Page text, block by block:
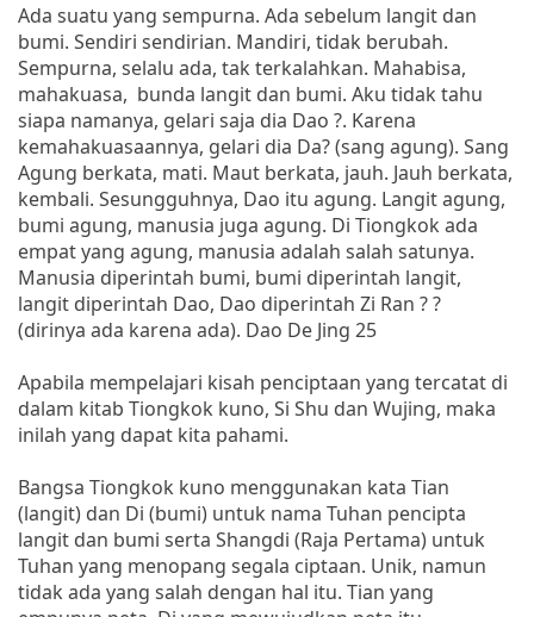
Ada suatu yang sempurna. Ada sebelum langit dan
bumi. Sendiri sendirian. Mandiri, tidak berubah.
Sempurna, selalu ada, tak terkalahkan. Mahabisa,
mahakuasa, bunda langit dan bumi. Aku tidak tahu
siapa namanya, gelari saja dia Dao ?. Karena
kemahakuasaannya, gelari dia Da? (sang agung). Sang
Agung berkata, mati. Maut berkata, jauh. Jauh berkata,
kembali. Sesungguhnya, Dao itu agung. Langit agung,
bumi agung, manusia juga agung. Di Tiongkok ada
empat yang agung, manusia adalah salah satunya.
Manusia diperintah bumi, bumi diperintah langit,
langit diperintah Dao, Dao diperintah Zi Ran ? ?
(dirinya ada karena ada). Dao De Jing 25
Apabila mempelajari kisah penciptaan yang tercatat di
dalam kitab Tiongkok kuno, Si Shu dan Wujing, maka
inilah yang dapat kita pahami.
Bangsa Tiongkok kuno menggunakan kata Tian
(langit) dan Di (bumi) untuk nama Tuhan pencipta
langit dan bumi serta Shangdi (Raja Pertama) untuk
Tuhan yang menopang segala ciptaan. Unik, namun
tidak ada yang salah dengan hal itu. Tian yang